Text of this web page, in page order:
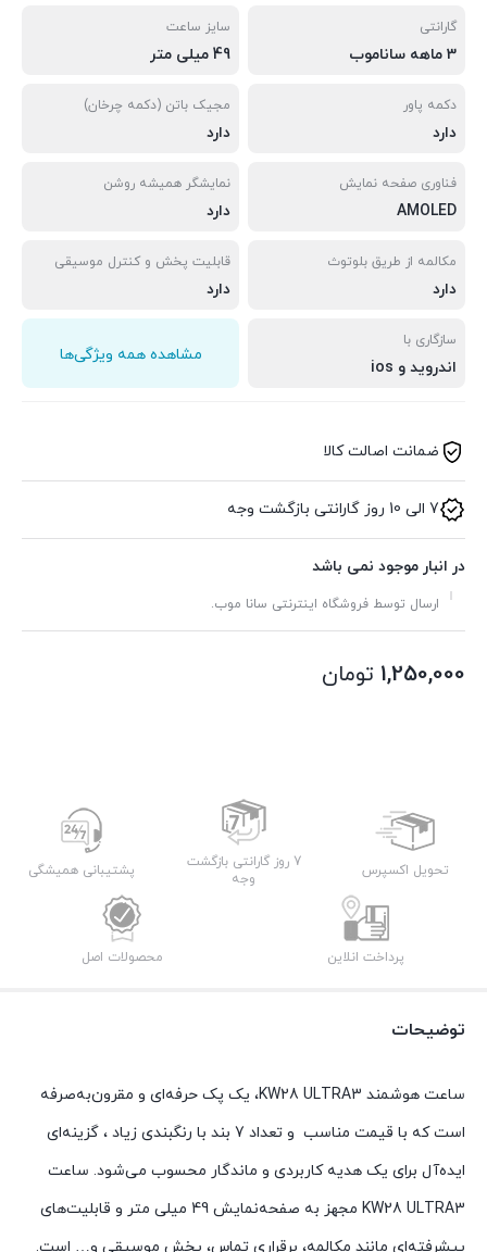
گارانتی
3 ماهه ساناموب
سایز ساعت
49 میلی متر
دکمه پاور
دارد
مجیک باتن (دکمه چرخان)
دارد
فناوری صفحه نمایش
AMOLED
نمایشگر همیشه روشن
دارد
مکالمه از طریق بلوتوث
دارد
قابلیت پخش و کنترل موسیقی
دارد
سازگاری با
اندروید و ios
مشاهده همه ویژگی‌ها
ضمانت اصالت کالا
7 الی 10 روز گارانتی بازگشت وجه
در انبار موجود نمی باشد
ارسال توسط فروشگاه اینترنتی سانا موب.
1,250,000 تومان
تحویل اکسپرس
7 روز گارانتی بازگشت
وجه
پشتیبانی همیشگی
پرداخت انلاین محصولات اصل
توضیحات
ساعت هوشمند KW28 ULTRA3، یک پک حرفه‌ای و مقرون‌به‌صرفه
است که با قیمت مناسب و تعداد 7 بند با رنگبندی زیاد ، گزینه‌ای
ایده‌آل برای یک هدیه کاربردی و ماندگار محسوب می‌شود. ساعت
KW28 ULTRA3 مجهز به صفحه‌نمایش 49 میلی متر و قابلیت‌های
پیشرفته‌ای مانند مکالمه، برقراری تماس، پخش موسیقی و… است.